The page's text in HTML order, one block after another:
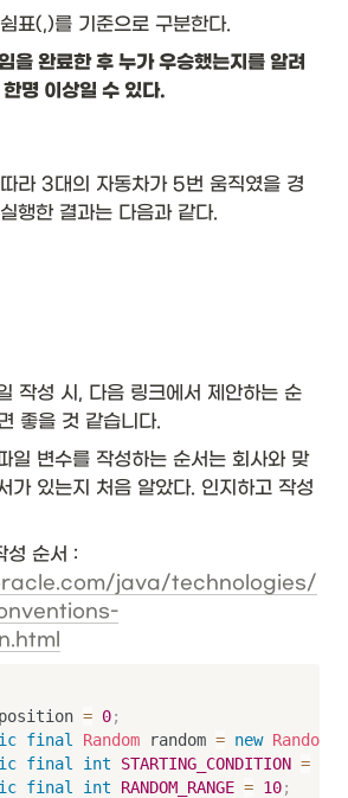
표(,)를 기준으로 구분한다.
을 완료한 후 누가 우승했는지를 알려
명 이상일 수 있다.
라 3대의 자동차가 5번 움직였을 경
행한 결과는 다음과 같다.
작성 시, 다음 링크에서 제안하는 순
좋을 것 같습니다.
일 변수를 작성하는 순서는 회사와 맞
가 있는지 처음 알았다. 인지하고 작성
java/technologies/
= 0;
final Random random = new Random
final int STARTING_CONDITION =
final int RANDOM_RANGE = 10;